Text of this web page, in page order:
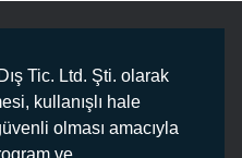
Tic. Ltd. Şti. olarak
kullanışlı hale
olması amacıyla
No:136 İç Kapı No :1
PK:34555
78 99